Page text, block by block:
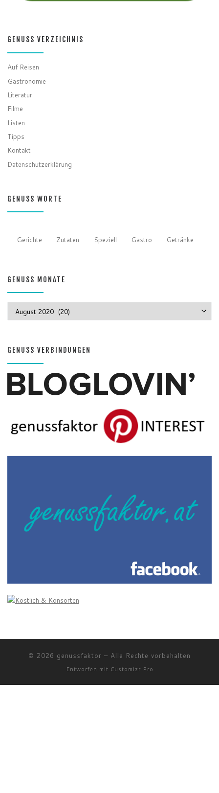
GENUSS VERZEICHNIS
Auf Reisen
Gastronomie
Literatur
Filme
Listen
Tipps
Kontakt
Datenschutzerklärung
GENUSS WORTE
Gerichte Zutaten Speziell Gastro Getränke
GENUSS MONATE
GENUSS VERBINDUNGEN
© 2026 genussfaktor – Alle Rechte vorbehalten
Entworfen mit Customizr Pro